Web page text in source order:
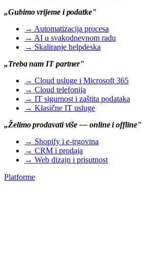
„Gubimo vrijeme i podatke"
→ Automatizacija procesa
→ AI u svakodnevnom radu
→ Skaliranje helpdeska
„Treba nam IT partner"
→ Cloud usluge i Microsoft 365
→ Cloud telefonija
→ IT sigurnost i zaštita podataka
→ Klasične IT usluge
„Želimo prodavati više — online i offline"
→ Shopify i e-trgovina
→ CRM i prodaja
→ Web dizajn i prisutnost
Platforme